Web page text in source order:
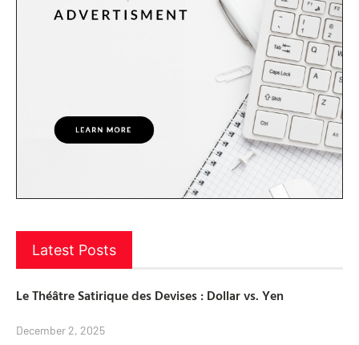
Latest Posts
Le Théâtre Satirique des Devises : Dollar vs. Yen
December 2, 2025